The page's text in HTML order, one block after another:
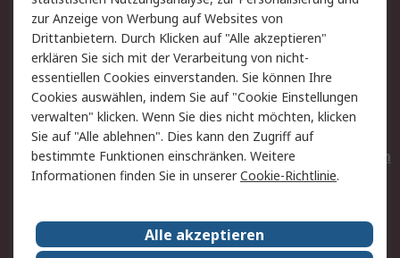
Hilfe
Privatkunden
Rechtliches
AGB
Datenschutz
Cookie-Richtlinie
Zahlungsbedingungen
Copyright/Impressum
Entsorgung
Elektrogeräte/Batterien
RS weltweit
zur Anzeige von Werbung auf Websites von
Drittanbietern. Durch Klicken auf "Alle akzeptieren"
erklären Sie sich mit der Verarbeitung von nicht-
essentiellen Cookies einverstanden. Sie können Ihre
Cookies auswählen, indem Sie auf "Cookie Einstellungen
verwalten" klicken. Wenn Sie dies nicht möchten, klicken
Sie auf "Alle ablehnen". Dies kann den Zugriff auf
bestimmte Funktionen einschränken. Weitere
Informationen finden Sie in unsererCookie-Richtlinie.
Alle akzeptieren